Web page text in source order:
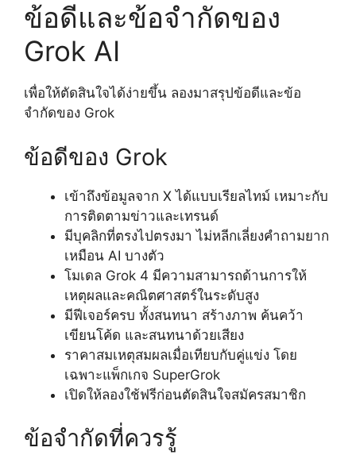
ข้อดีและข้อจำกัดของ
Grok AI
เพื่อให้ตัดสินใจได้ง่ายขึ้น ลองมาสรุปข้อดีและข้อ
จำกัดของ Grok
ข้อดีของ Grok
เข้าถึงข้อมูลจาก X ได้แบบเรียลไทม์ เหมาะกับ
การติดตามข่าวและเทรนด์
มีบุคลิกที่ตรงไปตรงมา ไม่หลีกเลี่ยงคำถามยาก
เหมือน AI บางตัว
โมเดล Grok 4 มีความสามารถด้านการให้
เหตุผลและคณิตศาสตร์ในระดับสูง
มีฟีเจอร์ครบ ทั้งสนทนา สร้างภาพ ค้นคว้า
เขียนโค้ด และสนทนาด้วยเสียง
ราคาสมเหตุสมผลเมื่อเทียบกับคู่แข่ง โดย
เฉพาะแพ็กเกจ SuperGrok
เปิดให้ลองใช้ฟรีก่อนตัดสินใจสมัครสมาชิก
ข้อจำกัดที่ควรรู้